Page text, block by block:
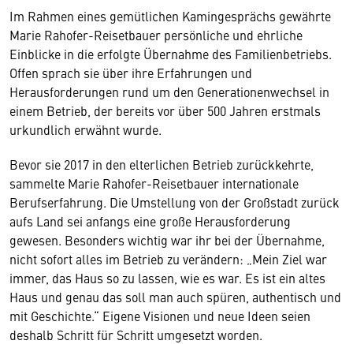
Im Rahmen eines gemütlichen Kamingesprächs gewährte
Marie Rahofer-Reisetbauer persönliche und ehrliche
Einblicke in die erfolgte Übernahme des Familienbetriebs.
Offen sprach sie über ihre Erfahrungen und
Herausforderungen rund um den Generationenwechsel in
einem Betrieb, der bereits vor über 500 Jahren erstmals
urkundlich erwähnt wurde.
Bevor sie 2017 in den elterlichen Betrieb zurückkehrte,
sammelte Marie Rahofer-Reisetbauer internationale
Berufserfahrung. Die Umstellung von der Großstadt zurück
aufs Land sei anfangs eine große Herausforderung
gewesen. Besonders wichtig war ihr bei der Übernahme,
nicht sofort alles im Betrieb zu verändern: „Mein Ziel war
immer, das Haus so zu lassen, wie es war. Es ist ein altes
Haus und genau das soll man auch spüren, authentisch und
mit Geschichte.“ Eigene Visionen und neue Ideen seien
deshalb Schritt für Schritt umgesetzt worden.